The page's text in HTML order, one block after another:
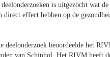
is uitgezocht wat
direct effect hebben op de
deelonderzoek beoordeelde het
van Schiphol. Het RIVM heeft